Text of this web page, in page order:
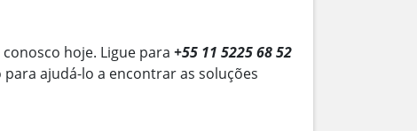
hoje. Ligue para +55 11 5225 68 52
ajudá-lo a encontrar as soluções